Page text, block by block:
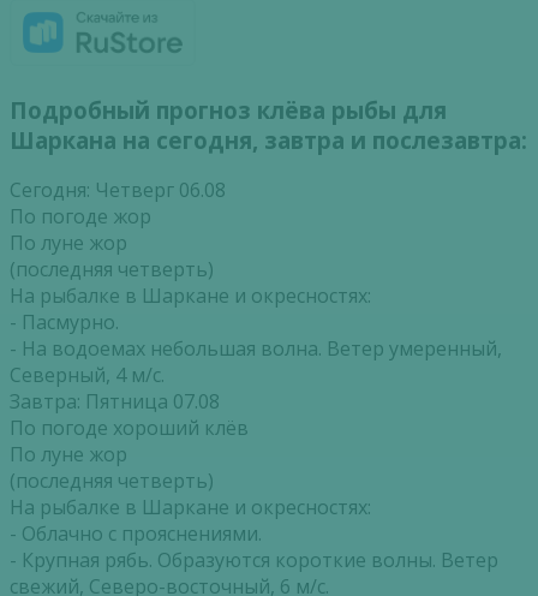
Подробный прогноз клёва рыбы для
Шаркана на сегодня, завтра и послезавтра:
Сегодня: Четверг 06.08
По погоде жор
По луне жор
(последняя четверть)
На рыбалке в Шаркане и окресностях:
- Пасмурно.
- На водоемах небольшая волна. Ветер умеренный,
Северный, 4 м/с.
Завтра: Пятница 07.08
По погоде хороший клёв
По луне жор
(последняя четверть)
На рыбалке в Шаркане и окресностях:
- Облачно с прояснениями.
- Крупная рябь. Образуются короткие волны. Ветер
свежий, Северо-восточный, 6 м/с.